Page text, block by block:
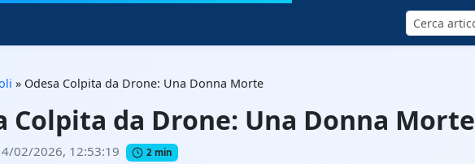
Cerca
» Odesa Colpita da Drone: Una Donna Morte
Colpita da Drone: Una Donna Morte
02/2026, 12:53:19 2 min